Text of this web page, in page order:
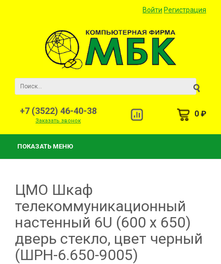
Войти Регистрация
+7 (3522) 46-40-38
Заказать звонок
0 ₽
ПОКАЗАТЬ МЕНЮ
ЦМО Шкаф
телекоммуникационный
настенный 6U (600 x 650)
дверь стекло, цвет черный
(ШРН-6.650-9005)